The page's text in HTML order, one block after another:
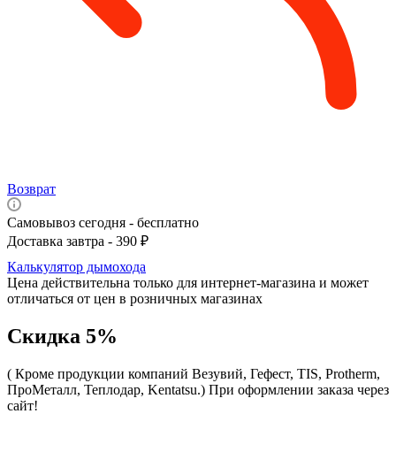
Возврат
Самовывоз сегодня - бесплатно
Доставка завтра - 390 ₽
Калькулятор дымохода
Цена действительна только для интернет-магазина и может
отличаться от цен в розничных магазинах
Скидка 5%
( Кроме продукции компаний Везувий, Гефест, TIS, Protherm,
ПроМеталл, Теплодар, Kentatsu.) При оформлении заказа через
сайт!